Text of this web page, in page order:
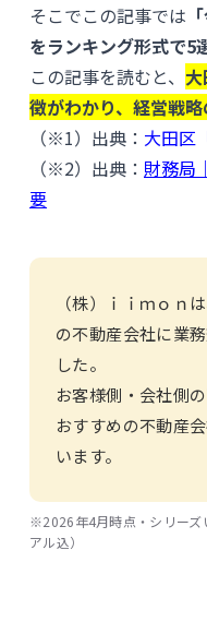
そこでこの記事では
をランキング形式で5
この記事を読むと、
徴がわかり、経営戦
（※1）出典： 大田区
（※2）出典： 財務局
要
（株）ｉｉｍｏｎ
の不動産会社に業
した。
お客様側・会社側
おすすめの不動産
います。
※2026年4月時点・シリーズ
アル込）